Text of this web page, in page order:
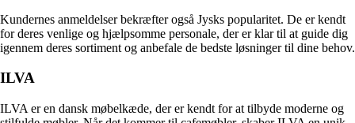
Kundernes anmeldelser bekræfter også Jysks popularitet. De er kendt
for deres venlige og hjælpsomme personale, der er klar til at guide dig
igennem deres sortiment og anbefale de bedste løsninger til dine behov.
ILVA
ILVA er en dansk møbelkæde, der er kendt for at tilbyde moderne og